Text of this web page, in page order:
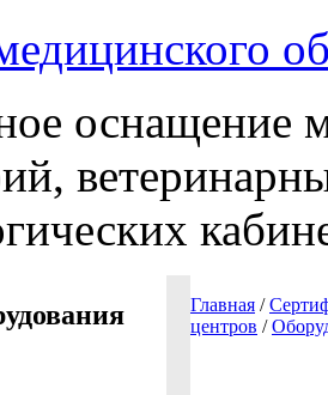
оснащение
Главная /
центров /